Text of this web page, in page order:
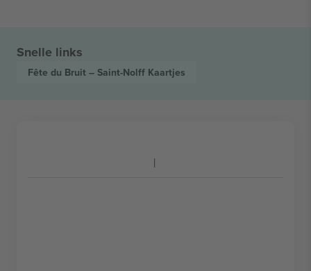
Snelle links
Fête du Bruit – Saint-Nolff Kaartjes